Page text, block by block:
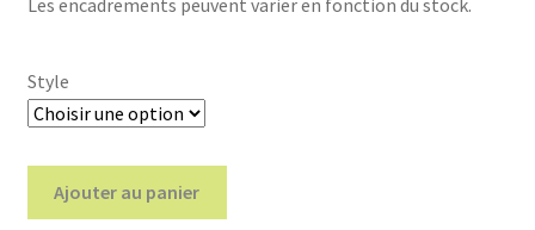
Les encadrements peuvent varier en fonction du stock.
Style
Ajouter au panier